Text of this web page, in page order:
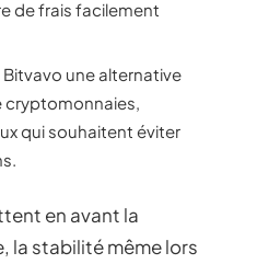
de frais facilement
une alternative
cryptomonnaies,
qui souhaitent éviter
en avant la
la stabilité même lors